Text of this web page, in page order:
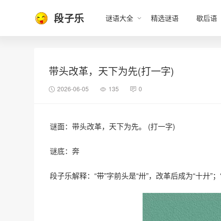
段子乐 谜语大全 精选谜语 歇后语
带头改革，天下为先(打一字)
2026-06-05 135 0
谜面：带头改革，天下为先。 (打一字)
谜底：奔
段子乐解释：“带”字前头是“卅”，改革后成为“十廾”